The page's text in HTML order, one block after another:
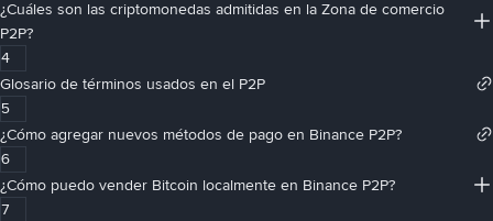
¿Cuáles son las criptomonedas admitidas en la Zona de comercio
P2P?
4
Glosario de términos usados en el P2P
5
¿Cómo agregar nuevos métodos de pago en Binance P2P?
6
¿Cómo puedo vender Bitcoin localmente en Binance P2P?
7